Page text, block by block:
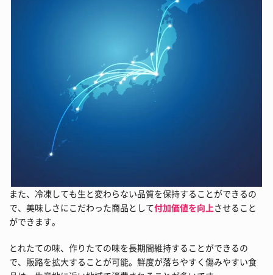
また、冷凍しても生と変わらない品質を保持することができるの
で、美味しさにこだわった商品として付加価値を向上させること
ができます。
とれたての味、作りたての味を長期間維持することができるの
で、販路を拡大することが可能。鮮度が落ちやすく傷みやすい食